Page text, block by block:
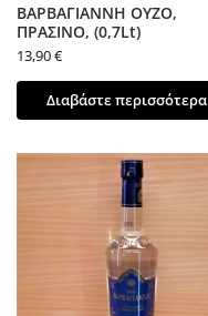
ΒΑΡΒΑΓΙΑΝΝΗ ΟΥΖΟ,
ΠΡΑΣΙΝΟ, (0,7Lt)
13,90€
Διαβάστε περισσότερα